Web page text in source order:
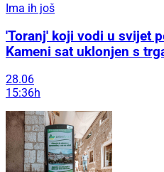
Ima ih još
'Toranj' koji vodi u svijet
Kameni sat uklonjen s
28.06
15:36h